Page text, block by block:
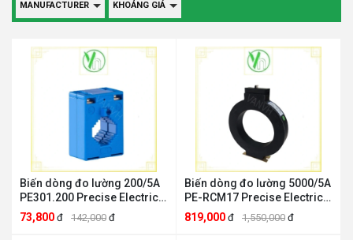
Biến dòng đo lường 200/5A
PE301.200 Precise Electric
Precise Electric PE301.200
73,800 đ 142,000 đ
Biến dòng đo lường 5000/5A
PE-RCM17 Precise Electric
Precise Electric PE-RCM17
819,000 đ 1,550,000 đ
MANUFACTURER KHOẢNG GIÁ